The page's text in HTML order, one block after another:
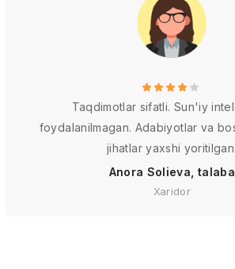
Taqdimotlar sifatli. Sun'iy
foydalanilmagan. Adabiyotlar va
jihatlar yaxshi yoritilgan.
Anora Solieva, talaba
Xaridor